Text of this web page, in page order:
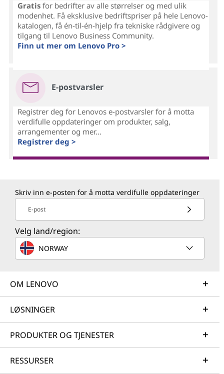
Gratisfor bedrifter av alle størrelser og med ulik
modenhet. Få eksklusive bedriftspriser på hele Lenovo-
katalogen, få én-til-én-hjelp fra tekniske rådgivere og
tilgang til Lenovo Business Community.
Finn ut mer om Lenovo Pro >
E-postvarsler
Registrer deg for Lenovos e-postvarsler for å motta
verdifulle oppdateringer om produkter, salg,
arrangementer og mer...
Registrer deg >
Skriv inn e-posten for å motta verdifulle oppdateringer
E-post
Velg land/region:
NORWAY
OM LENOVO
LØSNINGER
PRODUKTER OG TJENESTER
RESSURSER